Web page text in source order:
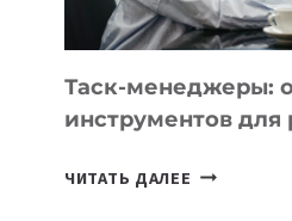
ПОРУЧИТЬ
УЖЕ
СЕГОДНЯ
Таск-менеджеры:
инструментов для
ЧИТАТЬ ДАЛЕЕ ТАСК-